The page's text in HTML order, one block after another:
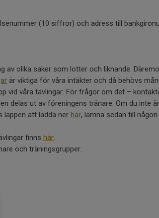
(10 siffror) och adress till
av olika saker som lotter och liknande.
är viktiga för våra intäkter och då behövs
vid våra tävlingar. För frågor om det –
delas ut av föreningens tränare. Om du inte
lappen att ladda ner här, lämna sedan till någon
finns här.
och träningsgrupper.